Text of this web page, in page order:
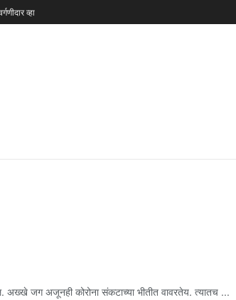
व्हा
अख्खे जग अजूनही कोरोना संकटाच्या भीतीत वावरतेय. त्यातच ...